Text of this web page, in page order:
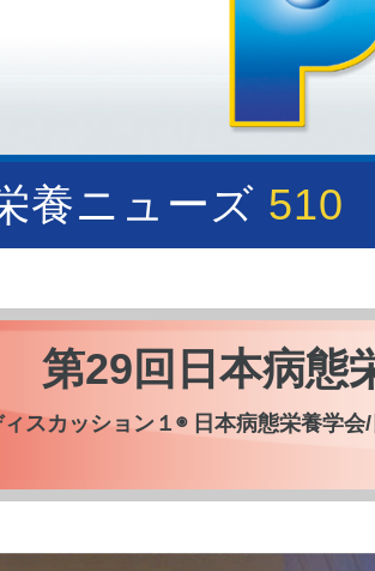
養ニューズ 510
第29回日本病態
スカッション１◉ 日本病態栄養学